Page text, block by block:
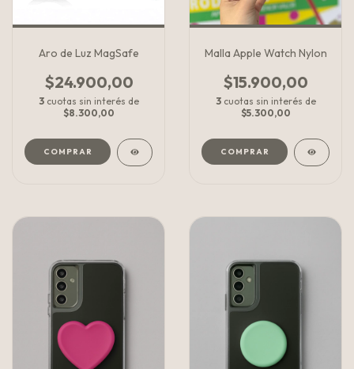
Aro de Luz MagSafe
$24.900,00
3 cuotas sin interés de
$8.300,00
COMPRAR
Malla Apple Watch Nylon
$15.900,00
3 cuotas sin interés de
$5.300,00
COMPRAR